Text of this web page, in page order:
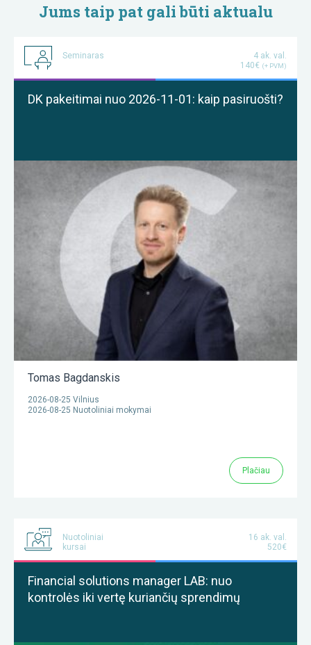
Jums taip pat gali būti aktualu
Seminaras
4 ak. val.
140€ (+ PVM)
DK pakeitimai nuo 2026-11-01: kaip pasiruošti?
Tomas Bagdanskis
2026-08-25 Vilnius
2026-08-25 Nuotoliniai mokymai
Plačiau
Nuotoliniai
kursai
16 ak. val.
520€
Financial solutions manager LAB: nuo
kontrolės iki vertę kuriančių sprendimų